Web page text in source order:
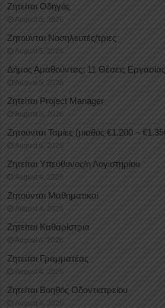
Ζητείται Οδηγός
August 5, 2026
Ζητούνται Νοσηλευτές/τριες
August 5, 2026
Δήμος Αμαθούντας: 11 Θέσεις Εργασίας
August 5, 2026
Ζητείται Project Manager
August 5, 2026
Ζητούνται Ταμίες (μισθός €1.200 –
August 5, 2026
Ζητείται Υπεύθυνος/η Λογιστηρίου
August 4, 2026
Ζητούνται Μαθηματικοί
August 4, 2026
Ζητείται Καθαρίστρια
August 4, 2026
Ζητείται Γραμματέας
August 4, 2026
Ζητείται Βοηθός Οδοντιατρείου
August 4, 2026